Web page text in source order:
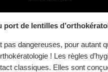
port de lentilles
dangereuses, pour autant
! Les règles
classiques. Elles sont